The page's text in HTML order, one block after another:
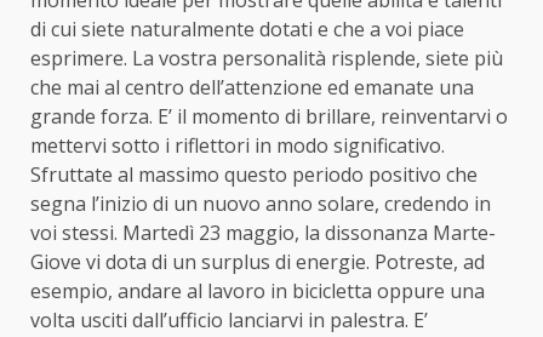
di cui siete naturalmente dotati e che a voi piace
esprimere. La vostra personalità risplende, siete più
che mai al centro dell’attenzione ed emanate una
grande forza. E’ il momento di brillare, reinventarvi o
mettervi sotto i riflettori in modo significativo.
Sfruttate al massimo questo periodo positivo che
segna l’inizio di un nuovo anno solare, credendo in
voi stessi. Martedì 23 maggio, la dissonanza Marte-
Giove vi dota di un surplus di energie. Potreste, ad
esempio, andare al lavoro in bicicletta oppure una
volta usciti dall’ufficio lanciarvi in palestra. E’